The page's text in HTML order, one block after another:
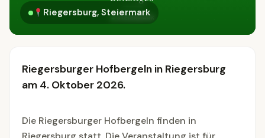
Riegersburg, Steiermark
Riegersburger Hofbergeln in Riegersburg
am 4. Oktober 2026.
Die Riegersburger Hofbergeln finden in